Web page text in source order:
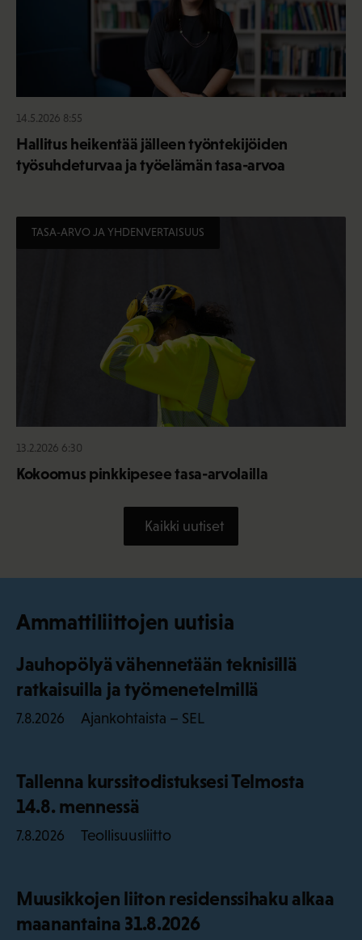
14.5.2026 8:55
Hallitus heikentää jälleen työntekijöiden
työsuhdeturvaa ja työelämän tasa-arvoa
TASA-ARVO JA YHDENVERTAISUUS
13.2.2026 6:30
Kokoomus pinkkipesee tasa-arvolailla
Kaikki uutiset
Ammattiliittojen uutisia
Jauhopölyä vähennetään teknisillä
ratkaisuilla ja työmenetelmillä
7.8.2026 Ajankohtaista – SEL
Tallenna kurssitodistuksesi Telmosta
14.8. mennessä
7.8.2026 Teollisuusliitto
Muusikkojen liiton residenssihaku alkaa
maanantaina 31.8.2026